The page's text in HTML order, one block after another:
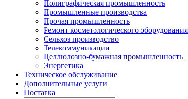
Полиграфическая промышленность
Промышленные производства
Прочая промышленность
Ремонт косметологического оборудования
Сельхоз производство
Телекоммуникации
Целлюлозно-бумажная промышленность
Энергетика
Техническое обслуживание
Дополнительные услуги
Поставка